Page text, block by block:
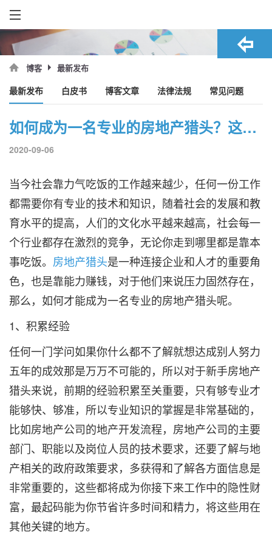
博客 最新发布
最新发布 白皮书 博客文章 法律法规 常见问题
如何成为一名专业的房地产猎头？这些要素需具备！
2020-09-06
当今社会靠力气吃饭的工作越来越少，任何一份工作
都需要你有专业的技术和知识，随着社会的发展和教
育水平的提高，人们的文化水平越来越高，社会每一
个行业都存在激烈的竞争，无论你走到哪里都是靠本
事吃饭。 房地产猎头是一种连接企业和人才的重要角
色，也是靠能力赚钱，对于他们来说压力固然存在，
那么，如何才能成为一名专业的房地产猎头呢。
1、积累经验
任何一门学问如果你什么都不了解就想达成别人努力
五年的成效那是万万不可能的，所以对于新手房地产
猎头来说，前期的经验积累至关重要，只有够专业才
能够快、够准，所以专业知识的掌握是非常基础的，
比如房地产公司的地产开发流程，房地产公司的主要
部门、职能以及岗位人员的技术要求，还要了解与地
产相关的政府政策要求，多获得和了解各方面信息是
非常重要的，这些都将成为你接下来工作中的隐性财
富，最起码能为你节省许多时间和精力，将这些用在
其他关键的地方。